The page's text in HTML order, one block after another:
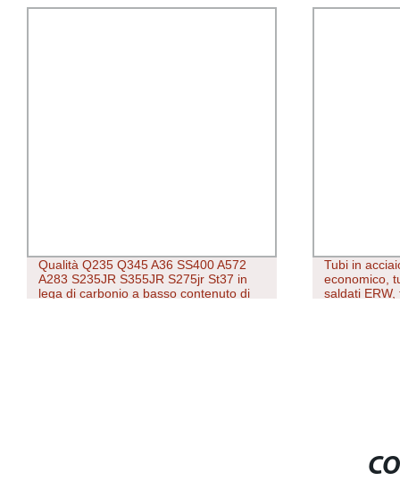
Qualità Q235 Q345 A36 SS400 A572
A283 S235JR S355JR S275jr St37 in
lega di carbonio a basso contenuto di
Tubi in
economico,
saldati